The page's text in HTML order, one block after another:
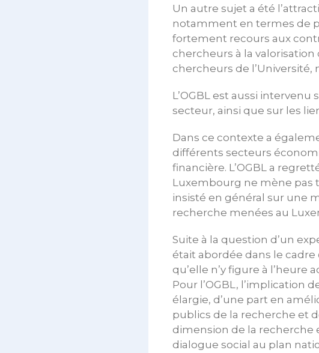
Un autre sujet a été
notamment en termes de
fortement recours aux
chercheurs à la
chercheurs de l’Université,
L’OGBL est aussi
secteur, ainsi que sur les
Dans ce contexte a
différents secteurs
financière. L’OGBL a
Luxembourg ne mène pas
insisté en général sur une
recherche menées au
Suite à la question d’un
était abordée dans le cadre
qu’elle n’y figure à
Pour l’OGBL, l’implication
élargie, d’une part en
publics de la recherche et
dimension de la recherche
dialogue social au plan